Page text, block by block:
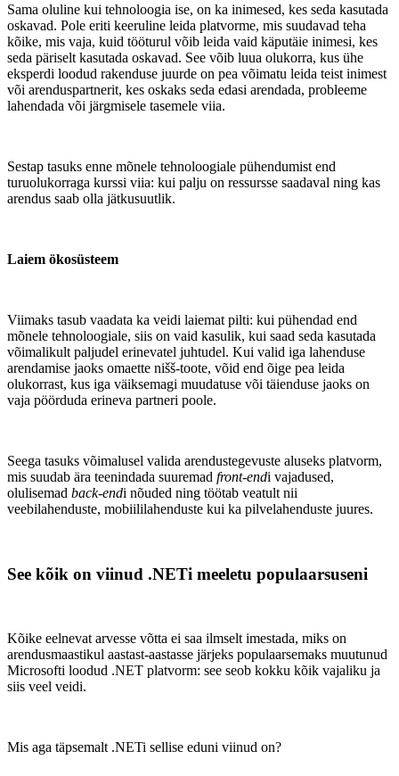
Sama oluline kui tehnoloogia ise, on ka inimesed, kes seda kasutada
oskavad. Pole eriti keeruline leida platvorme, mis suudavad teha
kõike, mis vaja, kuid tööturul võib leida vaid käputäie inimesi, kes
seda päriselt kasutada oskavad. See võib luua olukorra, kus ühe
eksperdi loodud rakenduse juurde on pea võimatu leida teist inimest
või arenduspartnerit, kes oskaks seda edasi arendada, probleeme
lahendada või järgmisele tasemele viia.
Sestap tasuks enne mõnele tehnoloogiale pühendumist end
turuolukorraga kurssi viia: kui palju on ressursse saadaval ning kas
arendus saab olla jätkusuutlik.
Laiem ökosüsteem
Viimaks tasub vaadata ka veidi laiemat pilti: kui pühendad end
mõnele tehnoloogiale, siis on vaid kasulik, kui saad seda kasutada
võimalikult paljudel erinevatel juhtudel. Kui valid iga lahenduse
arendamise jaoks omaette nišš-toote, võid end õige pea leida
olukorrast, kus iga väiksemagi muudatuse või täienduse jaoks on
vaja pöörduda erineva partneri poole.
Seega tasuks võimalusel valida arendustegevuste aluseks platvorm,
mis suudab ära teenindada suuremad front-endi vajadused,
olulisemad back-endi nõuded ning töötab veatult nii
veebilahenduste, mobiililahenduste kui ka pilvelahenduste juures.
See kõik on viinud .NETi meeletu populaarsuseni
Kõike eelnevat arvesse võtta ei saa ilmselt imestada, miks on
arendusmaastikul aastast-aastasse järjeks populaarsemaks muutunud
Microsofti loodud .NET platvorm: see seob kokku kõik vajaliku ja
siis veel veidi.
Mis aga täpsemalt .NETi sellise eduni viinud on?